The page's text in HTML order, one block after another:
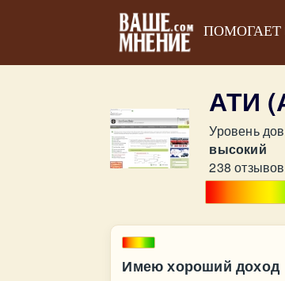
ПОМОГАЕТ
АТИ
Уровень
высокий
238 отзывов
Имею хороший доход